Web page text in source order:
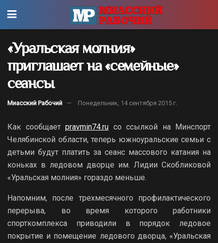
«Уральская молния»
приглашает на «семейные»
сеансы
Миасский Рабочий Понедельник, 14 сентября 2015 г.
Как сообщает pravmin74.ru со ссылкой на Минспорт
Челябинской области, теперь южноуральские семьи с
детьми будут платить за сеанс массового катания на
коньках в ледовом дворце им. Лидии Скобликовой
«Уральская молния» гораздо меньше.
Напомним, после трехмесячного профилактического
перерыва, во время которого работники
спорткомплекса приводили в порядок ледовое
покрытие и помещение ледового дворца, «Уральская